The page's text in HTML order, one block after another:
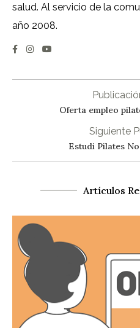
salud. Al servicio de la
año 2008.
Oferta empleo
Siguiente
Estudi Pilates
Artículos